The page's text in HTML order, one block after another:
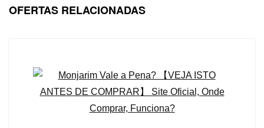
OFERTAS RELACIONADAS